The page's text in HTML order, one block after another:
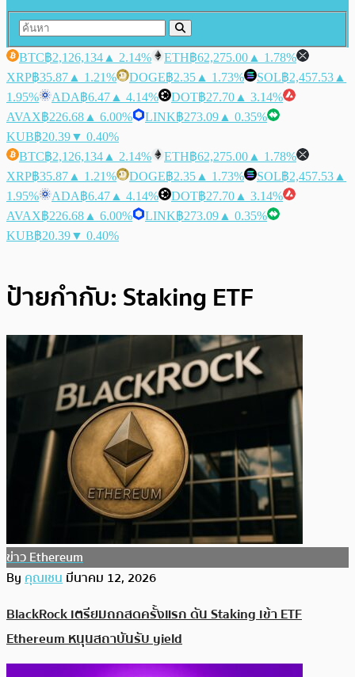
BTC฿2,126,134 ▲ 2.14% ETH฿62,275.00 ▲ 1.78%
XRP฿35.87 ▲ 1.21% DOGE฿2.35 ▲ 1.73% SOL฿2,457.53 ▲
1.95%
ADA฿6.47 ▲ 4.14% DOT฿27.70 ▲ 3.14%
AVAX฿226.68 ▲ 6.00% LINK฿273.09 ▲ 0.35%
KUB฿20.39▼ 0.40%
BTC฿2,126,134 ▲ 2.14% ETH฿62,275.00 ▲ 1.78%
XRP฿35.87 ▲ 1.21% DOGE฿2.35 ▲ 1.73% SOL฿2,457.53 ▲
1.95%
ADA฿6.47 ▲ 4.14% DOT฿27.70 ▲ 3.14%
AVAX฿226.68 ▲ 6.00% LINK฿273.09 ▲ 0.35%
KUB฿20.39▼ 0.40%
ป้ายกำกับ: Staking ETF
ข่าว Ethereum
Byคุณเชนมีนาคม 12, 2026
BlackRock เตรียมถกสดครั้งแรก ดัน Staking เข้า ETF
Ethereum หนุนสถาบันรับ yield